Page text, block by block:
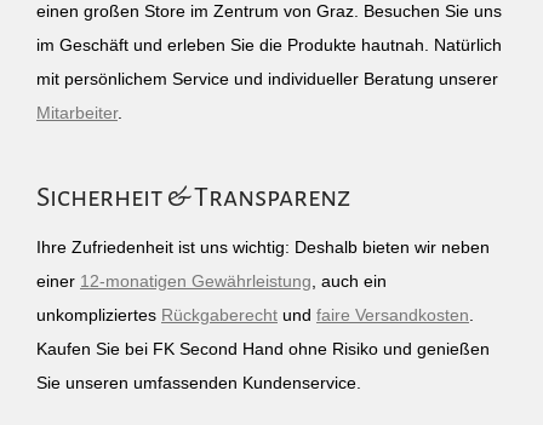
einen großen Store im Zentrum von Graz. Besuchen Sie uns
im Geschäft und erleben Sie die Produkte hautnah. Natürlich
mit persönlichem Service und individueller Beratung unserer
Mitarbeiter.
Sicherheit & Transparenz
Ihre Zufriedenheit ist uns wichtig: Deshalb bieten wir neben
einer 12-monatigen Gewährleistung, auch ein
unkompliziertes Rückgaberecht und faire Versandkosten.
Kaufen Sie bei FK Second Hand ohne Risiko und genießen
Sie unseren umfassenden Kundenservice.